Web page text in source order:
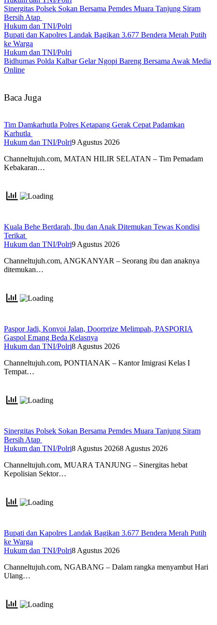
Sinergitas Polsek Sokan Bersama Pemdes Muara Tanjung Siram
Bersih Atap
Hukum dan TNI/Polri
Bupati dan Kapolres Landak Bagikan 3.677 Bendera Merah Putih
ke Warga
Hukum dan TNI/Polri
Bidhumas Polda Kalbar Gelar Ngopi Bareng Bersama Awak Media
Online
Baca Juga
Tim Damkarhutla Polres Ketapang Gerak Cepat Padamkan
Karhutla
Hukum dan TNI/Polri9 Agustus 2026
Channeltujuh.com, MATAN HILIR SELATAN – Tim Pemadam
Kebakaran…
Kuala Behe Berdarah, Ibu dan Anak Ditemukan Tewas Kondisi
Terikat
Hukum dan TNI/Polri9 Agustus 2026
Channeltujuh.com, ANGKANYAR – Seorang ibu dan anaknya
ditemukan…
Paspor Jadi, Konvoi Jalan, Doorprize Melimpah, PASPORIA
Gaspol Emang Beda Kelasnya
Hukum dan TNI/Polri8 Agustus 2026
Channeltujuh.com, PONTIANAK – Kantor Imigrasi Kelas I
Tempat…
Sinergitas Polsek Sokan Bersama Pemdes Muara Tanjung Siram
Bersih Atap
Hukum dan TNI/Polri8 Agustus 20268 Agustus 2026
Channeltujuh.com, MUARA TANJUNG – Sinergitas hebat
Kepolisian Sektor…
Bupati dan Kapolres Landak Bagikan 3.677 Bendera Merah Putih
ke Warga
Hukum dan TNI/Polri8 Agustus 2026
Channeltujuh.com, NGABANG – Dalam rangka menyambut Hari
Ulang…